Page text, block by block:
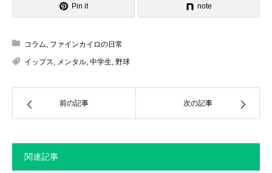
Pin it note
コラム, ファインカイロの日常
イップス, メンタル, 中学生, 野球
前の記事 次の記事
関連記事